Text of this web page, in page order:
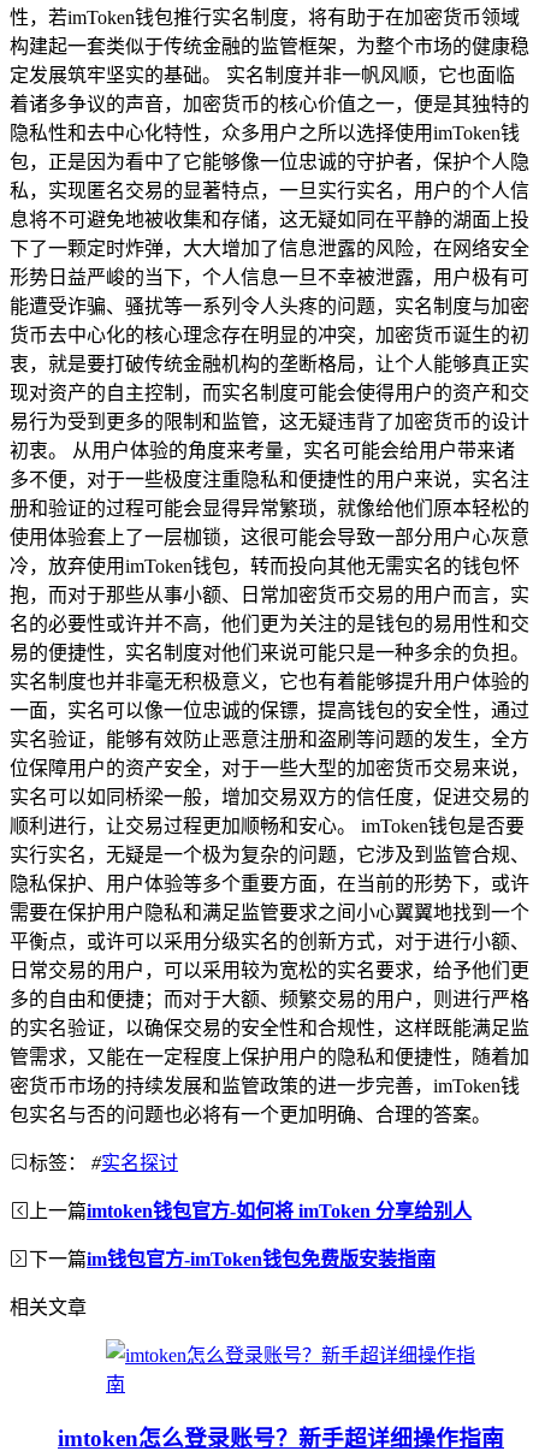
性，若imToken钱包推行实名制度，将有助于在加密货币领域
构建起一套类似于传统金融的监管框架，为整个市场的健康稳
定发展筑牢坚实的基础。 实名制度并非一帆风顺，它也面临
着诸多争议的声音，加密货币的核心价值之一，便是其独特的
隐私性和去中心化特性，众多用户之所以选择使用imToken钱
包，正是因为看中了它能够像一位忠诚的守护者，保护个人隐
私，实现匿名交易的显著特点，一旦实行实名，用户的个人信
息将不可避免地被收集和存储，这无疑如同在平静的湖面上投
下了一颗定时炸弹，大大增加了信息泄露的风险，在网络安全
形势日益严峻的当下，个人信息一旦不幸被泄露，用户极有可
能遭受诈骗、骚扰等一系列令人头疼的问题，实名制度与加密
货币去中心化的核心理念存在明显的冲突，加密货币诞生的初
衷，就是要打破传统金融机构的垄断格局，让个人能够真正实
现对资产的自主控制，而实名制度可能会使得用户的资产和交
易行为受到更多的限制和监管，这无疑违背了加密货币的设计
初衷。 从用户体验的角度来考量，实名可能会给用户带来诸
多不便，对于一些极度注重隐私和便捷性的用户来说，实名注
册和验证的过程可能会显得异常繁琐，就像给他们原本轻松的
使用体验套上了一层枷锁，这很可能会导致一部分用户心灰意
冷，放弃使用imToken钱包，转而投向其他无需实名的钱包怀
抱，而对于那些从事小额、日常加密货币交易的用户而言，实
名的必要性或许并不高，他们更为关注的是钱包的易用性和交
易的便捷性，实名制度对他们来说可能只是一种多余的负担。
实名制度也并非毫无积极意义，它也有着能够提升用户体验的
一面，实名可以像一位忠诚的保镖，提高钱包的安全性，通过
实名验证，能够有效防止恶意注册和盗刷等问题的发生，全方
位保障用户的资产安全，对于一些大型的加密货币交易来说，
实名可以如同桥梁一般，增加交易双方的信任度，促进交易的
顺利进行，让交易过程更加顺畅和安心。 imToken钱包是否要
实行实名，无疑是一个极为复杂的问题，它涉及到监管合规、
隐私保护、用户体验等多个重要方面，在当前的形势下，或许
需要在保护用户隐私和满足监管要求之间小心翼翼地找到一个
平衡点，或许可以采用分级实名的创新方式，对于进行小额、
日常交易的用户，可以采用较为宽松的实名要求，给予他们更
多的自由和便捷；而对于大额、频繁交易的用户，则进行严格
的实名验证，以确保交易的安全性和合规性，这样既能满足监
管需求，又能在一定程度上保护用户的隐私和便捷性，随着加
密货币市场的持续发展和监管政策的进一步完善，imToken钱
包实名与否的问题也必将有一个更加明确、合理的答案。
标签： #实名探讨
上一篇imtoken钱包官方-如何将 imToken 分享给别人
下一篇im钱包官方-imToken钱包免费版安装指南
相关文章
imtoken怎么登录账号？新手超详细操作指南